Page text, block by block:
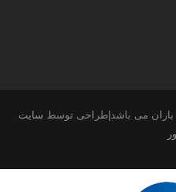
باران می باشد|طراحی توسط سایت